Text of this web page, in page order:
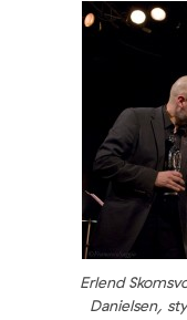
Erlend
Danielsen,